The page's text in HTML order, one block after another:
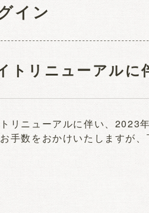
イン
トリニューアルに
リニューアルに伴い、2023
手数をおかけいたしますが